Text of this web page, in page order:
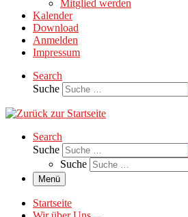
Mitglied werden
Kalender
Download
Anmelden
Impressum
Search
Suche
Search
Suche
Suche
Menü
Startseite